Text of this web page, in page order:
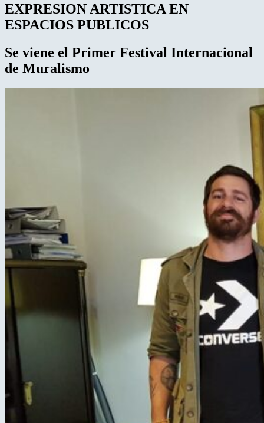
EXPRESION ARTISTICA EN
ESPACIOS PUBLICOS
Se viene el Primer Festival Internacional
de Muralismo